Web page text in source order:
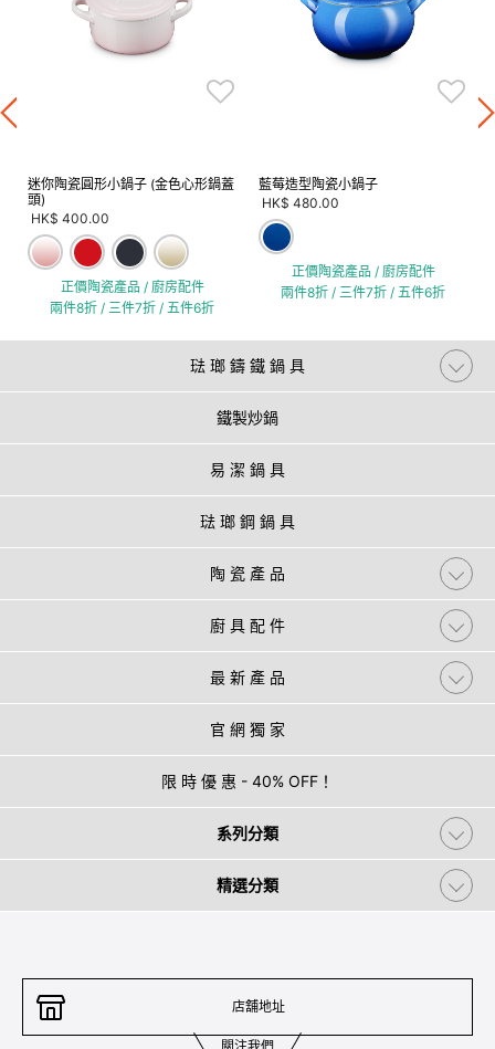
迷你陶瓷圓形小鍋子 (金色心形鍋蓋
頭)
HK$ 400.00
正價陶瓷產品 / 廚房配件
兩件8折 / 三件7折 / 五件6折
藍莓造型陶瓷小鍋子
HK$ 480.00
正價陶瓷產品 / 廚房配件
兩件8折 / 三件7折 / 五件6折
琺 瑯 鑄 鐵 鍋 具
鐵製炒鍋
易 潔 鍋 具
琺 瑯 鋼 鍋 具
陶 瓷 產 品
廚 具 配 件
最 新 產 品
官 網 獨 家
限 時 優 惠 - 40% OFF！
系列分類
精選分類
店舖地址